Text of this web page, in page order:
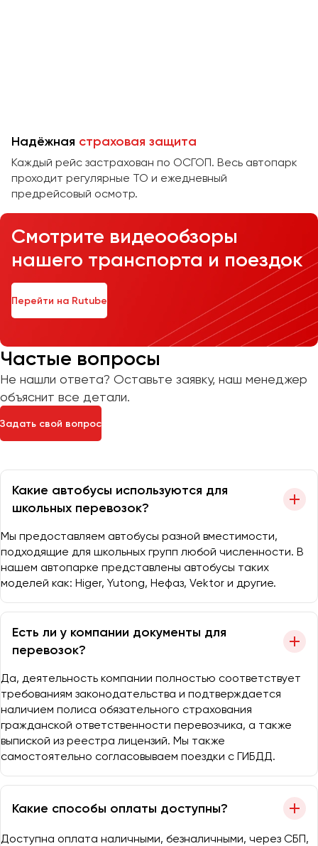
Надёжная страховая защита
Каждый рейс застрахован по ОСГОП. Весь автопарк
проходит регулярные ТО и ежедневный
предрейсовый осмотр.
Смотрите видеообзоры
нашего транспорта и поездок
Перейти на Rutube
Частые вопросы
Не нашли ответа? Оставьте заявку, наш менеджер
объяснит все детали.
Задать свой вопрос
Какие автобусы используются для
школьных перевозок?
Мы предоставляем автобусы разной вместимости,
подходящие для школьных групп любой численности. В
нашем автопарке представлены автобусы таких
моделей как: Higer, Yutong, Нефаз, Vektor и другие.
Есть ли у компании документы для
перевозок?
Да, деятельность компании полностью соответствует
требованиям законодательства и подтверждается
наличием полиса обязательного страхования
гражданской ответственности перевозчика, а также
выпиской из реестра лицензий. Мы также
самостоятельно согласовываем поездки с ГИБДД.
Какие способы оплаты доступны?
Доступна оплата наличными, безналичными, через СБП,